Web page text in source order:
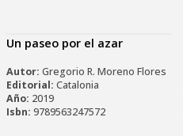
Un paseo por el azar
Autor: Gregorio R. Moreno Flores
Editorial: Catalonia
Año: 2019
Isbn: 9789563247572